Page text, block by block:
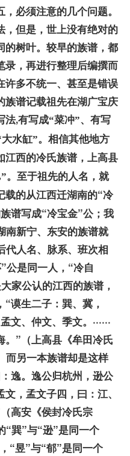
，必须注意的几个问题。
，但是，世上没有绝对的
的树叶。较早的族谱，都
录，再进行整理后编撰而
许多不统一、甚至是错误
族谱记载祖先在湖广宝庆
法,有写成“菜冲”、有写
水缸”。相信其他地方
江西的冷氏族谱，上高县
。至于祖先的人名，就
载的从江西迁湖南的“冷
谱写成“冷宝金”公；我
南新宁、东安的族谱就
代人名、脉系、班次相
公是同一人，“冷自
家公认的江西的族谱，
谟生二子：巽、冀，
孟文、仲文、季文。······
”（上高县《牟田冷氏
而另一本族谱却是这样
逸。逸公归杭州，逊公
，孟文子四，曰：江、
高安《侯封冷氏宗
“巽”与“逊”是同一个
“昱”与“郁”是同一个